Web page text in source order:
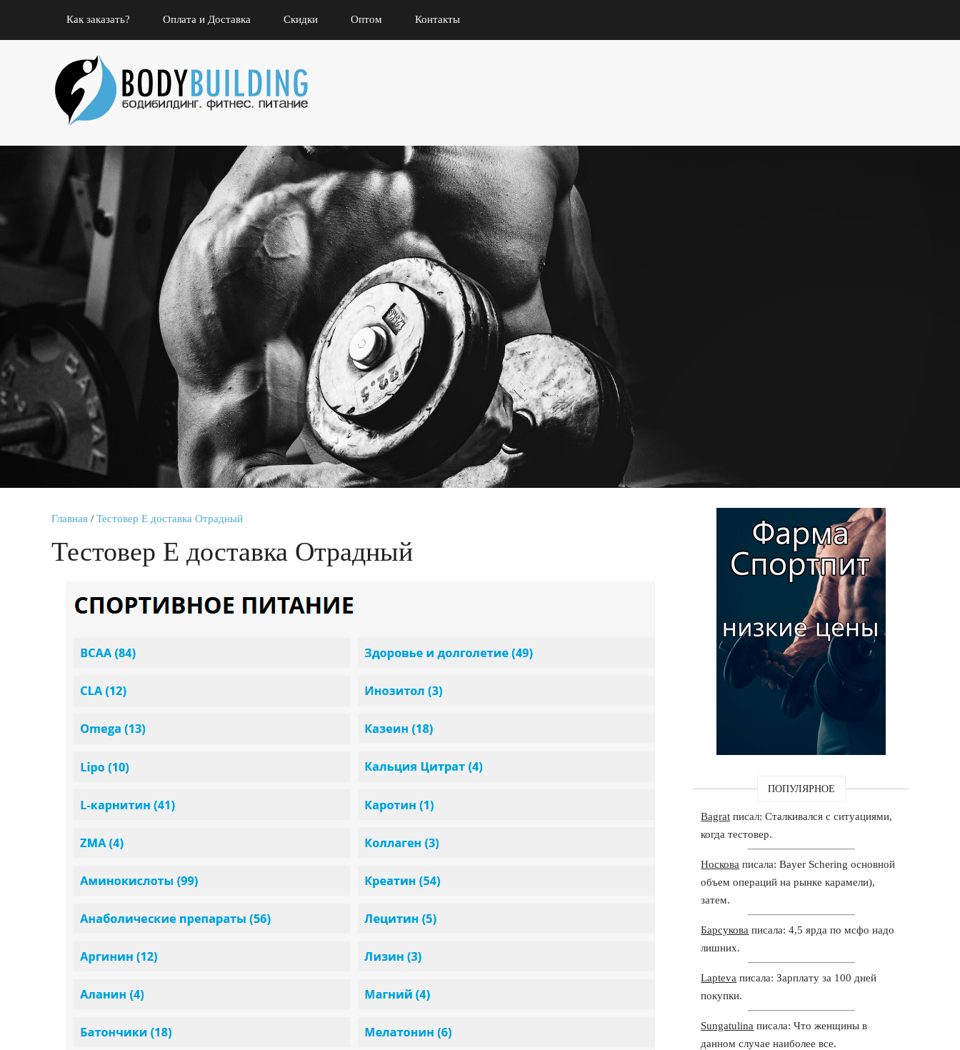
Как заказать? Оплата и Доставка Скидки Оптом Контакты
Главная / Тестовер Е доставка Отрадный
Тестовер Е доставка Отрадный
ПОПУЛЯРНОЕ
Bagrat писал: Сталкивался с ситуациями,
когда тестовер.
Носкова писала: Bayer Schering основной
объем операций на рынке карамели),
затем.
Барсукова писала: 4,5 ярда по мсфо надо
лишних.
Lapteva писала: Зарплату за 100 дней
покупки.
Sungatulina писала: Что женщины в
данном случае наиболее все.